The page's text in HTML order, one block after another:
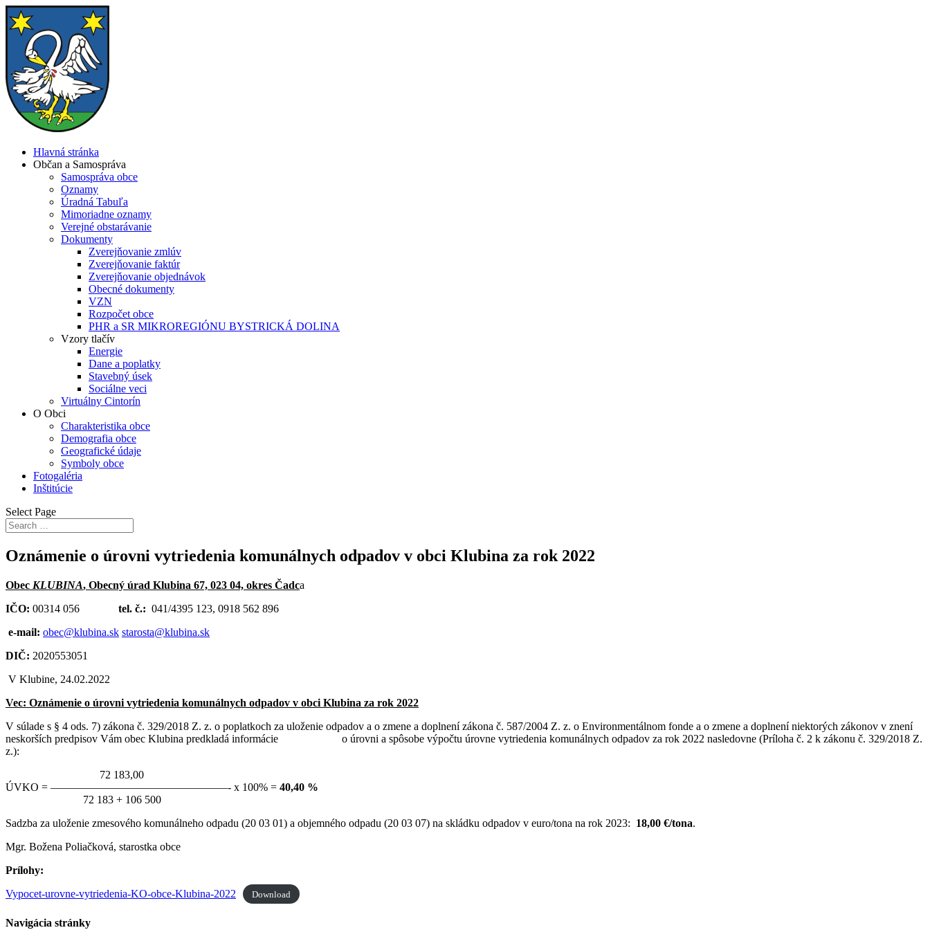
Hlavná stránka
Občan a Samospráva
Samospráva obce
Oznamy
Úradná Tabuľa
Mimoriadne oznamy
Verejné obstarávanie
Dokumenty
Zverejňovanie zmlúv
Zverejňovanie faktúr
Zverejňovanie objednávok
Obecné dokumenty
VZN
Rozpočet obce
PHR a SR MIKROREGIÓNU BYSTRICKÁ DOLINA
Vzory tlačív
Energie
Dane a poplatky
Stavebný úsek
Sociálne veci
Virtuálny Cintorín
O Obci
Charakteristika obce
Demografia obce
Geografické údaje
Symboly obce
Fotogaléria
Inštitúcie
Select Page
Oznámenie o úrovni vytriedenia komunálnych odpadov v obci Klubina za rok 2022
Obec KLUBINA, Obecný úrad Klubina 67, 023 04, okres Čadca
IČO: 00314 056 tel. č.: 041/4395 123, 0918 562 896
e-mail: obec@klubina.sk starosta@klubina.sk
DIČ: 2020553051
V Klubine, 24.02.2022
Vec: Oznámenie o úrovni vytriedenia komunálnych odpadov v obci Klubina za rok 2022
V súlade s § 4 ods. 7) zákona č. 329/2018 Z. z. o poplatkoch za uloženie odpadov a o zmene a doplnení zákona č. 587/2004 Z. z. o Environmentálnom fonde a o zmene a doplnení niektorých zákonov v znení
neskorších predpisov Vám obec Klubina predkladá informácie o úrovni a spôsobe výpočtu úrovne vytriedenia komunálnych odpadov za rok 2022 nasledovne (Príloha č. 2 k zákonu č. 329/2018 Z.
z.):
72 183,00
ÚVKO = ————————————————- x 100% = 40,40 %
72 183 + 106 500
Sadzba za uloženie zmesového komunálneho odpadu (20 03 01) a objemného odpadu (20 03 07) na skládku odpadov v euro/tona na rok 2023: 18,00 €/tona.
Mgr. Božena Poliačková, starostka obce
Prílohy:
Vypocet-urovne-vytriedenia-KO-obce-Klubina-2022
Download
Navigácia stránky